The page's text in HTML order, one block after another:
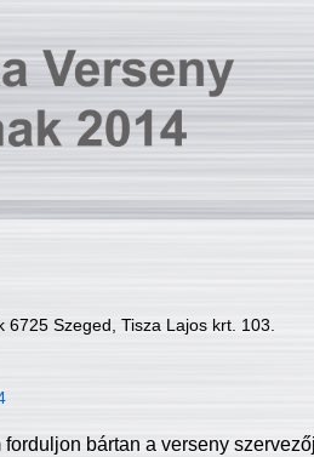
Szeged, Tisza Lajos krt. 103.
bártan a verseny